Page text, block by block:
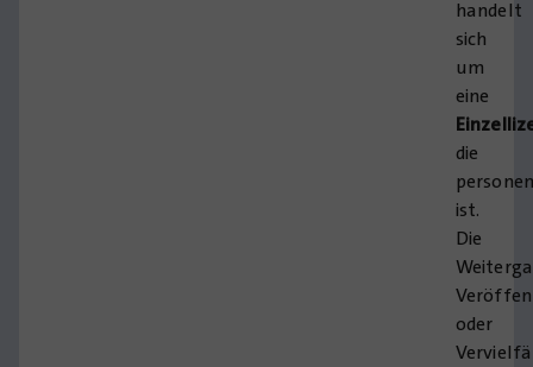
handelt
sich
um
eine
die
ist.
Die
oder